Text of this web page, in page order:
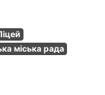
міська рада